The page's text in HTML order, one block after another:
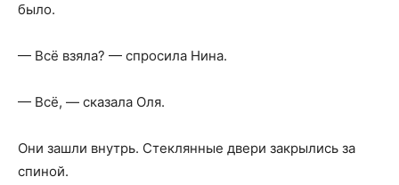
было.
— Всё взяла? — спросила Нина.
— Всё, — сказала Оля.
Они зашли внутрь. Стеклянные двери закрылись за
спиной.